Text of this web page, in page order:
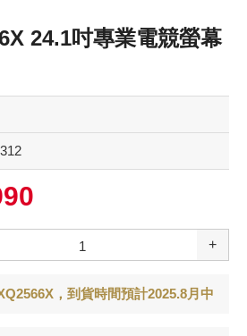
24.1吋專業電競螢幕
+
，到貨時間預計2025.8月中